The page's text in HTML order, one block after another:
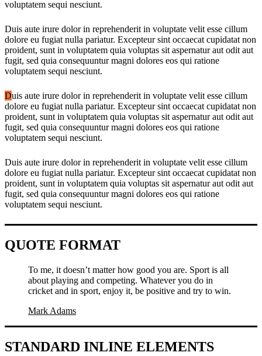
voluptatem sequi nesciunt.
Duis aute irure dolor in reprehenderit in voluptate velit esse cillum
dolore eu fugiat nulla pariatur. Excepteur sint occaecat cupidatat non
proident, sunt in voluptatem quia voluptas sit aspernatur aut odit aut
fugit, sed quia consequuntur magni dolores eos qui ratione
voluptatem sequi nesciunt.
Duis aute irure dolor in reprehenderit in voluptate velit esse cillum
dolore eu fugiat nulla pariatur. Excepteur sint occaecat cupidatat non
proident, sunt in voluptatem quia voluptas sit aspernatur aut odit aut
fugit, sed quia consequuntur magni dolores eos qui ratione
voluptatem sequi nesciunt.
Duis aute irure dolor in reprehenderit in voluptate velit esse cillum
dolore eu fugiat nulla pariatur. Excepteur sint occaecat cupidatat non
proident, sunt in voluptatem quia voluptas sit aspernatur aut odit aut
fugit, sed quia consequuntur magni dolores eos qui ratione
voluptatem sequi nesciunt.
QUOTE FORMAT
To me, it doesn’t matter how good you are. Sport is all
about playing and competing. Whatever you do in
cricket and in sport, enjoy it, be positive and try to win.
Mark Adams
STANDARD INLINE ELEMENTS